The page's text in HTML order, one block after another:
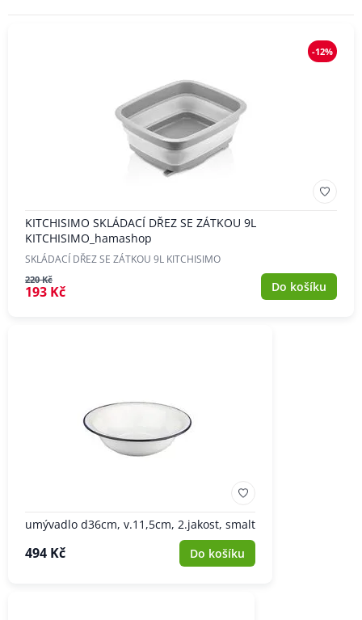
-12%
KITCHISIMO SKLÁDACÍ DŘEZ SE ZÁTKOU 9L
KITCHISIMO_hamashop
SKLÁDACÍ DŘEZ SE ZÁTKOU 9L KITCHISIMO
220 Kč
193 Kč Do košíku
umývadlo d36cm, v.11,5cm, 2.jakost, smalt
494 Kč Do košíku